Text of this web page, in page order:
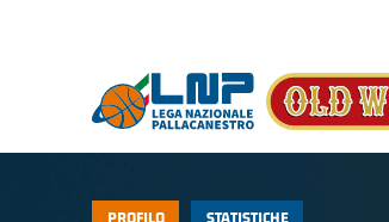
PROFILO STATISTICHE